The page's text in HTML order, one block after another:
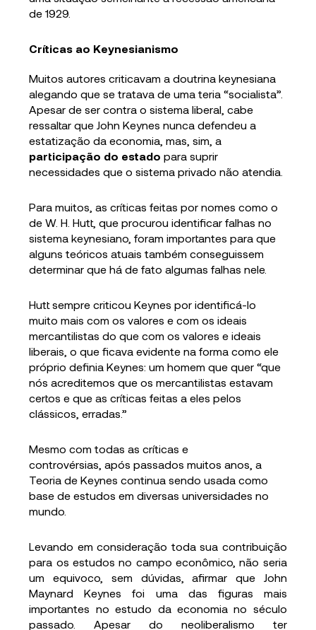
de 1929.
Críticas ao Keynesianismo
Muitos autores criticavam a doutrina keynesiana
alegando que se tratava de uma teria “socialista”.
Apesar de ser contra o sistema liberal, cabe
ressaltar que John Keynes nunca defendeu a
estatização da economia, mas, sim, a
participação do estado para suprir
necessidades que o sistema privado não atendia.
Para muitos, as críticas feitas por nomes como o
de W. H. Hutt, que procurou identificar falhas no
sistema keynesiano, foram importantes para que
alguns teóricos atuais também conseguissem
determinar que há de fato algumas falhas nele.
Hutt sempre criticou Keynes por identificá-lo
muito mais com os valores e com os ideais
mercantilistas do que com os valores e ideais
liberais, o que ficava evidente na forma como ele
próprio definia Keynes: um homem que quer “que
nós acreditemos que os mercantilistas estavam
certos e que as críticas feitas a eles pelos
clássicos, erradas.”
Mesmo com todas as críticas e
controvérsias, após passados muitos anos, a
Teoria de Keynes continua sendo usada como
base de estudos em diversas universidades no
mundo.
Levando em consideração toda sua contribuição
para os estudos no campo econômico, não seria
um equivoco, sem dúvidas, afirmar que John
Maynard Keynes foi uma das figuras mais
importantes no estudo da economia no século
passado. Apesar do neoliberalismo ter